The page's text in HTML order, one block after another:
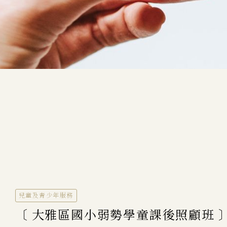
兒童及青少年服務
〔 大雅區國小弱勢學童課後照顧班